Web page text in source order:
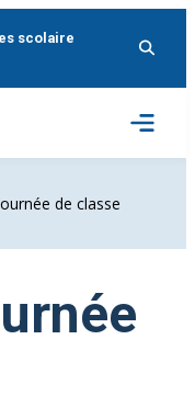
scolaire
Ouvrir
le
menu
de classe